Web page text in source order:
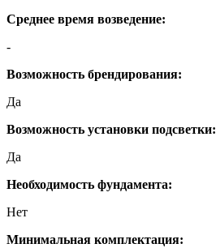
Среднее время возведение:
-
Возможность брендирования:
Да
Возможность установки подсветки:
Да
Необходимость фундамента:
Нет
Минимальная комплектация: